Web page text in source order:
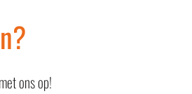
ons op!